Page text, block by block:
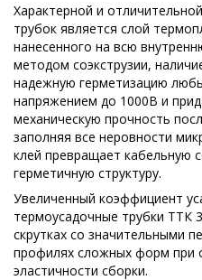
Характерной и
трубок является слой
нанесенного на всю
методом соэкструзии,
надежную герметизацию
напряжением до 1000В и
механическую прочность
заполняя все неровности
клей превращает кабельную
герметичную структуру.
Увеличенный коэффициент
термоусадочные трубки ТТК
скрутках со значительными
профилях сложных форм при
эластичности сборки.